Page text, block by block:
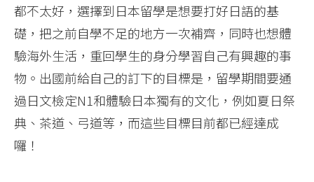
都不太好，選擇到日本留學是想要打好日語的基
礎，把之前自學不足的地方一次補齊，同時也想體
驗海外生活，重回學生的身分學習自己有興趣的事
物。出國前給自己的訂下的目標是，留學期間要通
過日文檢定N1和體驗日本獨有的文化，例如夏日祭
典、茶道、弓道等，而這些目標目前都已經達成
囉！